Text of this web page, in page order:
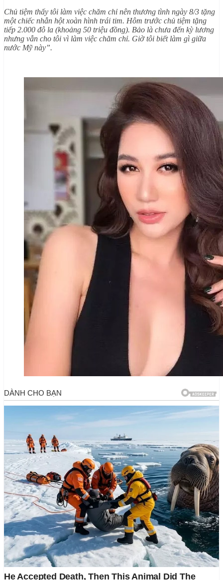
Chủ tiệm thấy tôi làm việc chăm chỉ nên thương tình ngày 8/3 tặng
một chiếc nhẫn hột xoàn hình trái tim. Hôm trước chủ tiệm tặng
tiếp 2.000 đô la (khoảng 50 triệu đồng). Bảo là chưa đến kỳ lương
nhưng vẫn cho tôi vì làm việc chăm chỉ. Giờ tôi biết làm gì giữa
nước Mỹ này”.